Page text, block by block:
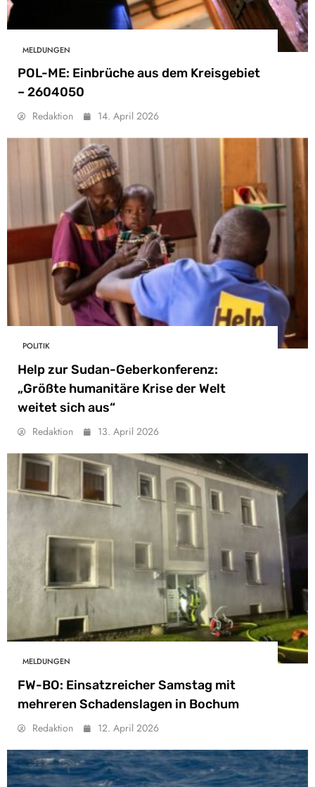
MELDUNGEN
POL-ME: Einbrüche aus dem Kreisgebiet
– 2604050
Redaktion 14. April 2026
POLITIK
Help zur Sudan-Geberkonferenz:
„Größte humanitäre Krise der Welt
weitet sich aus“
Redaktion 13. April 2026
MELDUNGEN
FW-BO: Einsatzreicher Samstag mit
mehreren Schadenslagen in Bochum
Redaktion 12. April 2026